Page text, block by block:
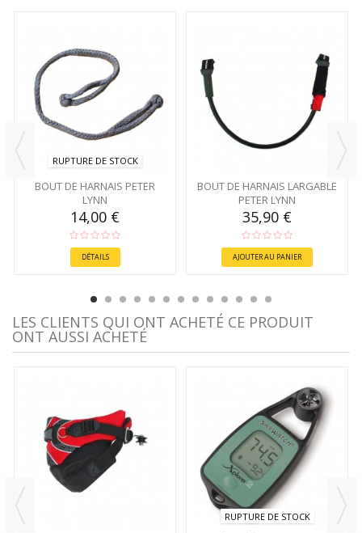
RUPTURE DE STOCK
BOUT DE HARNAIS PETER
LYNN
14,00 €
DÉTAILS
BOUT DE HARNAIS LARGABLE
PETER LYNN
35,90 €
AJOUTER AU PANIER
LES CLIENTS QUI ONT ACHETÉ CE PRODUIT
ONT AUSSI ACHETÉ
RUPTURE DE STOCK